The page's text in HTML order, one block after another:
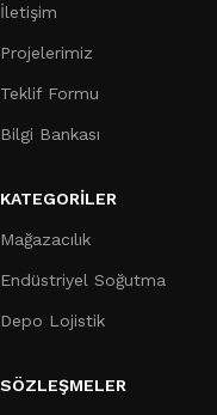
İletişim
Projelerimiz
Teklif Formu
Bilgi Bankası
KATEGORILER
Mağazacılık
Endüstriyel Soğutma
Depo Lojistik
SÖZLEŞMELER